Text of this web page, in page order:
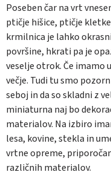
Poseben čar na vrt
ptičje hišice, ptičje
krmilnica je lahko
površine, hkrati pa je
veselje otrok. Če imamo
večje. Tudi tu smo
seboj in da so skladni z
miniaturna naj bo
materialov. Na izbiro
lesa, kovine, stekla in
vrtne opreme,
različnih materialov.